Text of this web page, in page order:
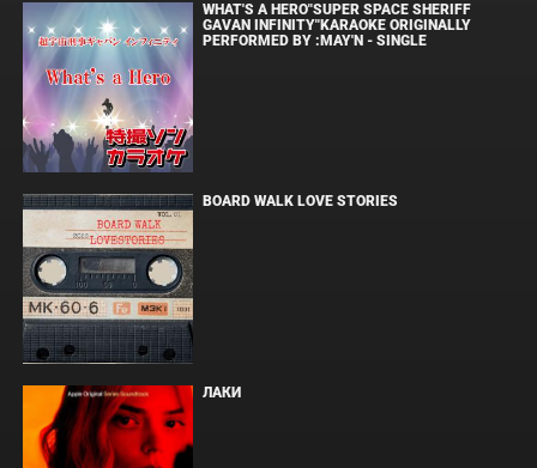
WHAT'S A HERO"SUPER SPACE SHERIFF
GAVAN INFINITY"KARAOKE ORIGINALLY
PERFORMED BY :MAY'N - SINGLE
BOARD WALK LOVE STORIES
ЛАКИ